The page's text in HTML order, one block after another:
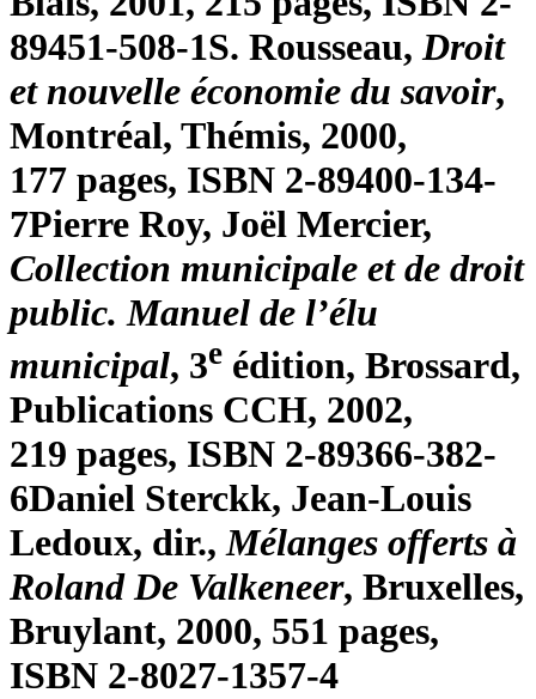
89451-508-1S. Rousseau,Droit
et nouvelle économie du savoir,
Montréal, Thémis, 2000,
177 pages, ISBN 2-89400-134-
7Pierre Roy, Joël Mercier,
Collection municipale et de droit
public. Manuel de l’élu
municipal, 3e édition, Brossard,
Publications CCH, 2002,
219 pages, ISBN 2-89366-382-
6Daniel Sterckk, Jean-Louis
Ledoux, dir., Mélanges offerts à
Roland De Valkeneer, Bruxelles,
Bruylant, 2000, 551 pages,
ISBN 2-8027-1357-4